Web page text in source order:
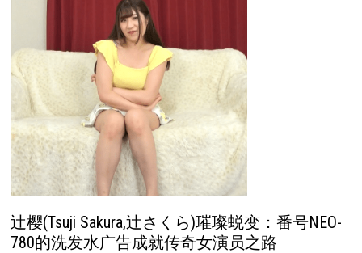
辻樱(Tsuji Sakura,辻さくら)璀璨蜕变：番号NEO-
780的洗发水广告成就传奇女演员之路